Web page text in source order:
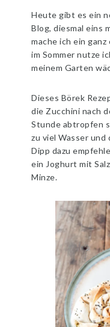
Heute gibt es ein
Blog, diesmal eins
mache ich ein ganz
im Sommer nutze
meinem Garten
Dieses Börek
die Zucchini nach
Stunde abtropfen
zu viel Wasser und
Dipp dazu
ein Joghurt mit
Minze.